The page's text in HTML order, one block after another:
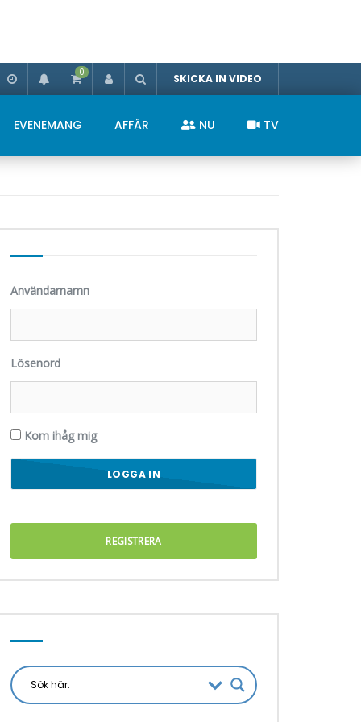
0 SKICKA IN VIDEO
EVENEMANG AFFÄR NU TV
Användarnamn
Lösenord
Kom ihåg mig
REGISTRERA